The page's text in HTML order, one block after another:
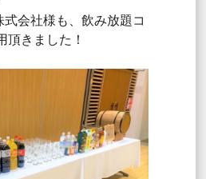
会社様も、飲み放題コ
頂きました！